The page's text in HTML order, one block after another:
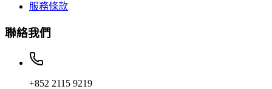
服務條款
聯絡我們
+852 2115 9219